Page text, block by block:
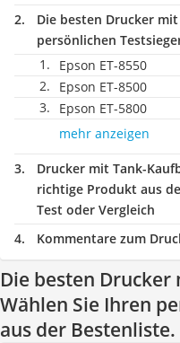
Die besten Drucker mit
persönlichen
Epson ET-8550
Epson ET-8500
Epson ET-5800
mehr anzeigen
Drucker mit Tank-
richtige Produkt aus
Test oder Vergleich
Kommentare zum
Die besten Drucker
Wählen Sie Ihren
aus der Bestenliste.